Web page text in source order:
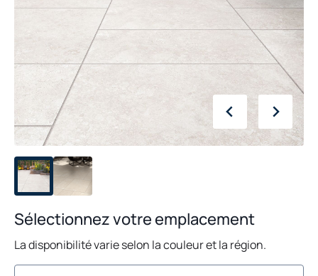
Sélectionnez votre emplacement
La disponibilité varie selon la couleur et la région.